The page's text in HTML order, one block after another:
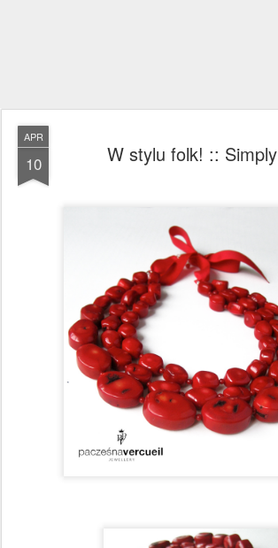
APR
10 W stylu folk! ::